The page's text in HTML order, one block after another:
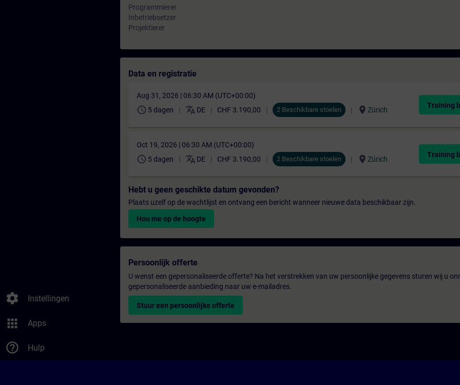
settings Instellingen
apps Apps
help_outline Hulp
Programmierer
Inbetriebsetzer
Projektierer
Data en registratie
Aug 31, 2026 | 06:30 AM (UTC+00:00)
schedule 5 dagen translate DE CHF 3.190,00 2 Beschikbare stoelen location_on Zürich
Training
Oct 19, 2026 | 06:30 AM (UTC+00:00)
schedule 5 dagen translate DE CHF 3.190,00 2 Beschikbare stoelen location_on Zürich
Training
Hebt u geen geschikte datum gevonden?
Plaats uzelf op de wachtlijst en ontvang een bericht wanneer nieuwe data beschikbaar zijn.
Hou me op de hoogte
Persoonlijk offerte
U wenst een gepersonaliseerde offerte? Na het verstrekken van uw persoonlijke gegevens sturen wij u
gepersonaliseerde aanbieding naar uw e-mailadres.
Stuur een persoonlijke offerte